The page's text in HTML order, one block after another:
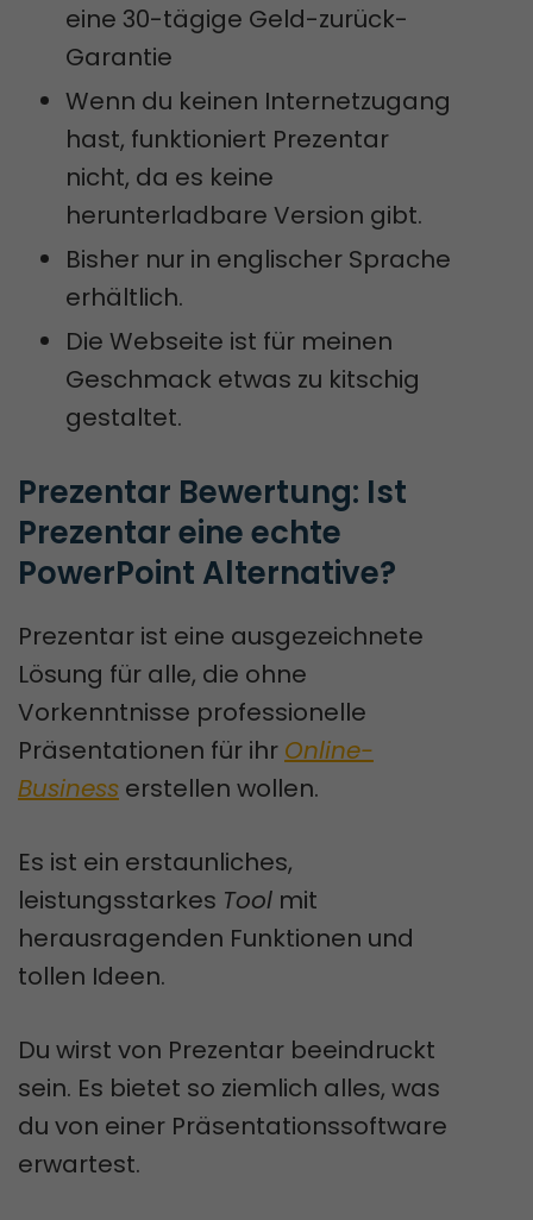
eine 30-tägige Geld-zurück-
Garantie
Wenn du keinen Internetzugang
hast, funktioniert Prezentar
nicht, da es keine
herunterladbare Version gibt.
Bisher nur in englischer Sprache
erhältlich.
Die Webseite ist für meinen
Geschmack etwas zu kitschig
gestaltet.
Prezentar Bewertung: Ist
Prezentar eine echte
PowerPoint Alternative?
Prezentar ist eine ausgezeichnete
Lösung für alle, die ohne
Vorkenntnisse professionelle
Präsentationen für ihr Online-
Business erstellen wollen.
Es ist ein erstaunliches,
leistungsstarkes Tool mit
herausragenden Funktionen und
tollen Ideen.
Du wirst von Prezentar beeindruckt
sein. Es bietet so ziemlich alles, was
du von einer Präsentationssoftware
erwartest.